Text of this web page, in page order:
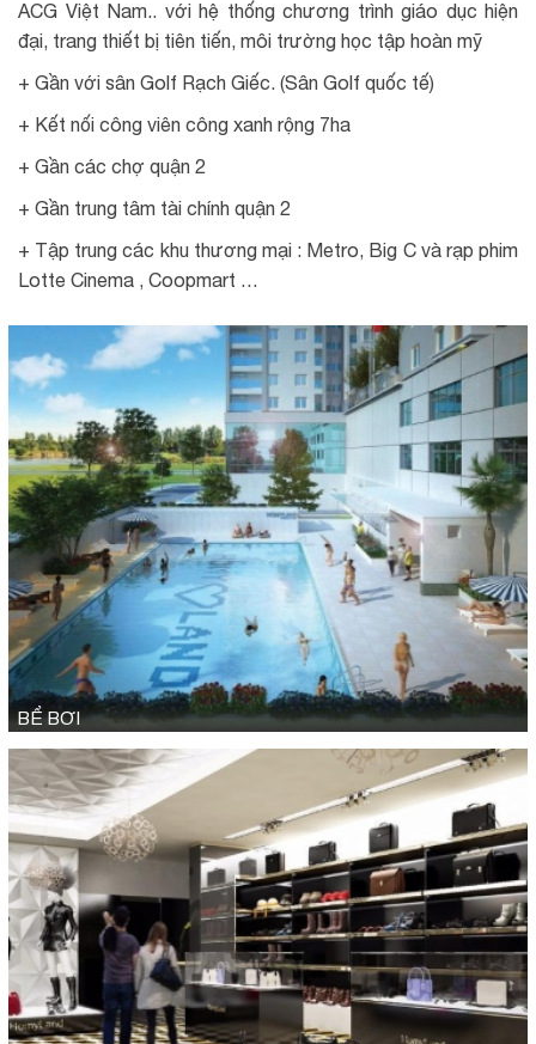
ACG Việt Nam.. với hệ thống chương trình giáo dục hiện
đại, trang thiết bị tiên tiến, môi trường học tập hoàn mỹ
+ Gần với sân Golf Rạch Giếc. (Sân Golf quốc tế)
+ Kết nối công viên công xanh rộng 7ha
+ Gần các chợ quận 2
+ Gần trung tâm tài chính quận 2
+ Tập trung các khu thương mại : Metro, Big C và rạp phim
Lotte Cinema , Coopmart …
BỂ BƠI